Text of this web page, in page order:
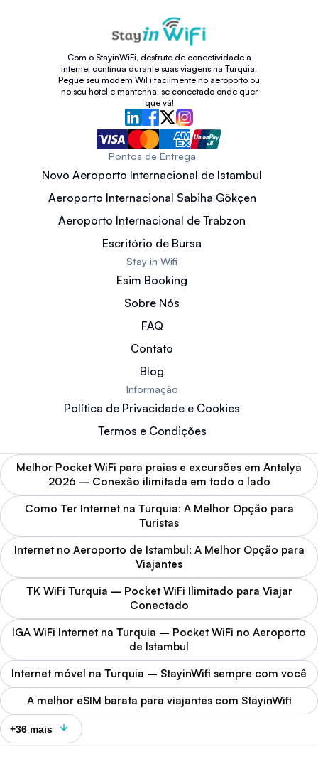
Com o StayinWiFi, desfrute de conectividade à
internet contínua durante suas viagens na Turquia.
Pegue seu modem WiFi facilmente no aeroporto ou
no seu hotel e mantenha-se conectado onde quer
que vá!
Pontos de Entrega
Novo Aeroporto Internacional de Istambul
Aeroporto Internacional Sabiha Gökçen
Aeroporto Internacional de Trabzon
Escritório de Bursa
Stay in Wifi
Esim Booking
Sobre Nós
FAQ
Contato
Blog
Informação
Política de Privacidade e Cookies
Termos e Condições
Melhor Pocket WiFi para praias e excursões em Antalya
2026 – Conexão ilimitada em todo o lado
Como Ter Internet na Turquia: A Melhor Opção para
Turistas
Internet no Aeroporto de Istambul: A Melhor Opção para
Viajantes
TK WiFi Turquia – Pocket WiFi Ilimitado para Viajar
Conectado
IGA WiFi Internet na Turquia – Pocket WiFi no Aeroporto
de Istambul
Internet móvel na Turquia – StayinWifi sempre com você
A melhor eSIM barata para viajantes com StayinWifi
+36 mais